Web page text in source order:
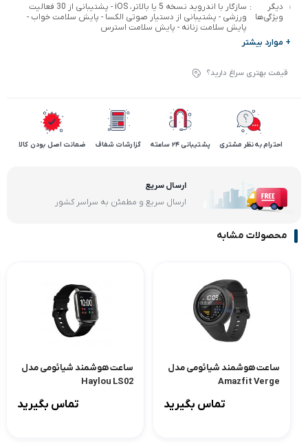
دیگر
ویژگی‌ها
:
سازگار با اندروید نسخه 5 یا بالاتر، iOS - پشتیبانی از 30 فعالیت
ورزشی - پشتیبانی از دستیار صوتی الکسا - پایش سلامت خواب -
پایش سلامت زنانه - پایش سلامت استرس
+ موارد بیشتر
قیمت بهتری سراغ دارید؟
احترام به نظر مشتری پشتیبانی 24 ساعته گزارشات شفاف ضمانت اصل بودن کالا
ارسال سریع
ارسال سریع و مطمئن به سراسر کشور
محصولات مشابه
ساعت هوشمند شیائومی مدل
Amazfit Verge
تماس بگیرید
ساعت هوشمند شیائومی مدل
Haylou LS02
تماس بگیرید